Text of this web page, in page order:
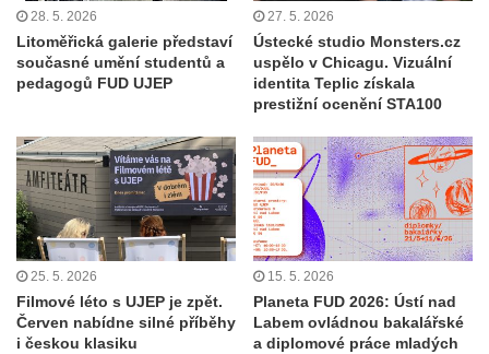
28. 5. 2026
Litoměřická galerie představí
současné umění studentů a
pedagogů FUD UJEP
27. 5. 2026
Ústecké studio Monsters.cz
uspělo v Chicagu. Vizuální
identita Teplic získala
prestižní ocenění STA100
25. 5. 2026
Filmové léto s UJEP je zpět.
Červen nabídne silné příběhy
i českou klasiku
15. 5. 2026
Planeta FUD 2026: Ústí nad
Labem ovládnou bakalářské
a diplomové práce mladých